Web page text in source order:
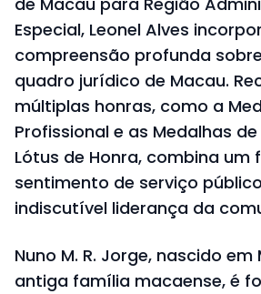
Especial, Leonel Alves
compreensão profunda
quadro jurídico de Macau.
múltiplas honras, como a
Profissional e as Medalhas
Lótus de Honra, combina um
sentimento de serviço
indiscutível liderança da
Nuno M. R. Jorge, nascido
antiga família macaense, é